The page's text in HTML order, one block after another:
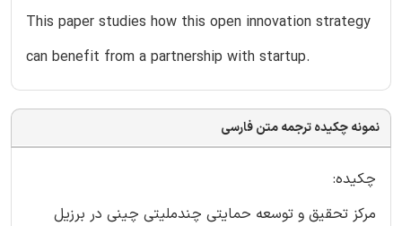
This paper studies how this open innovation strategy
can benefit from a partnership with startup.
نمونه چکیده ترجمه متن فارسی
چکیده:
مرکز تحقیق و توسعه حمایتی چندملیتی چینی در برزیل